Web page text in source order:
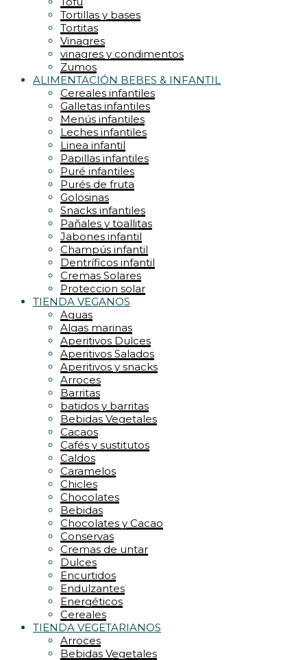
Tortillas y bases
Tortitas
Vinagres
vinagres y condimentos
Zumos
ALIMENTACIÓN BEBES & INFANTIL
Cereales infantiles
Galletas infantiles
Menús infantiles
Leches infantiles
Linea infantil
Papillas infantiles
Puré infantiles
Purés de fruta
Golosinas
Snacks infantiles
Pañales y toallitas
Jabones infantil
Champús infantil
Dentríficos infantil
Cremas Solares
Proteccion solar
TIENDA VEGANOS
Aguas
Algas marinas
Aperitivos Dulces
Aperitivos Salados
Aperitivos y snacks
Arroces
Barritas
batidos y barritas
Bebidas Vegetales
Cacaos
Cafés y sustitutos
Caldos
Caramelos
Chicles
Chocolates
Bebidas
Chocolates y Cacao
Conservas
Cremas de untar
Dulces
Encurtidos
Endulzantes
Energéticos
Cereales
TIENDA VEGETARIANOS
Arroces
Bebidas Vegetales